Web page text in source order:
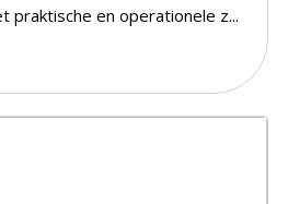
praktische en operationele z...